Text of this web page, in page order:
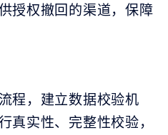
授权撤回的渠道，保障
程，建立数据校验机
真实性、完整性校验，